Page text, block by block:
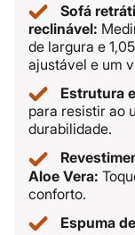
Sofá
reclinável:
de largura e
ajustável e um
Estrutura
para resistir ao
durabilidade.
Aloe Vera:
conforto.
Espuma